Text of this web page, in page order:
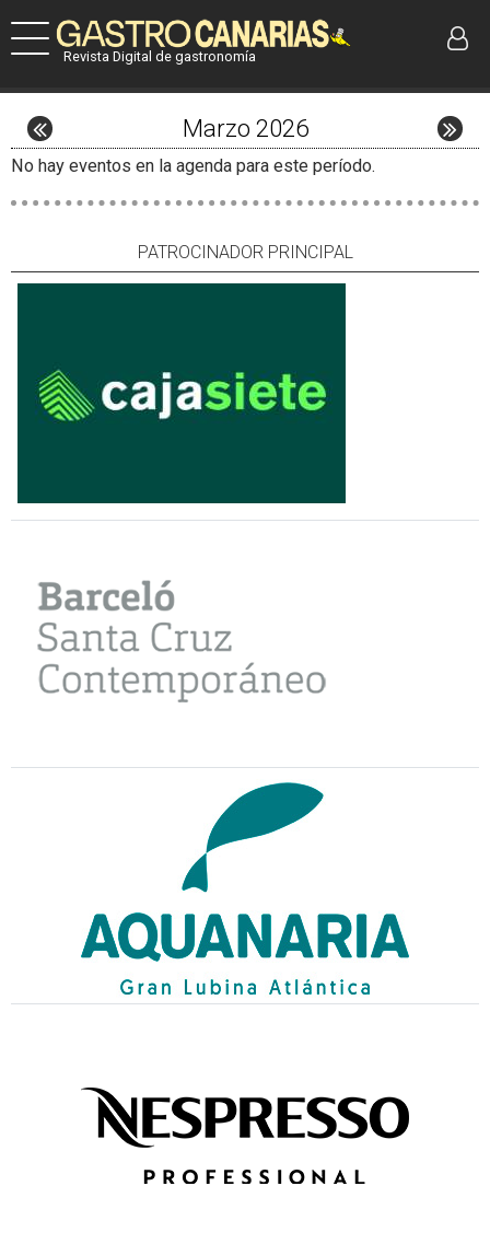
Revista Digital de gastronomía
Marzo 2026
No hay eventos en la agenda para este período.
PATROCINADOR PRINCIPAL